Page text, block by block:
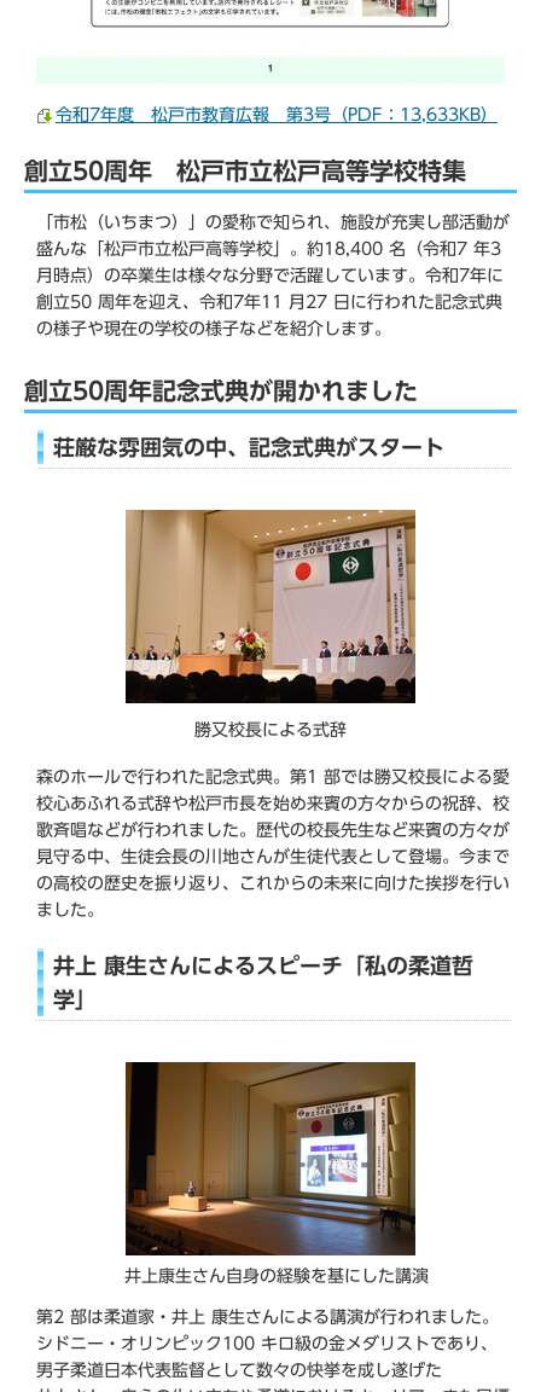
令和7年度 松戸市教育広報 第3号（PDF：13,633KB）
創立50周年 松戸市立松戸高等学校特集
「市松（いちまつ）」の愛称で知られ、施設が充実し部活動が
盛んな「松戸市立松戸高等学校」。約18,400 名（令和7 年3
月時点）の卒業生は様々な分野で活躍しています。令和7年に
創立50 周年を迎え、令和7年11 月27 日に行われた記念式典
の様子や現在の学校の様子などを紹介します。
創立50周年記念式典が開かれました
荘厳な雰囲気の中、記念式典がスタート
勝又校長による式辞
森のホールで行われた記念式典。第1 部では勝又校長による愛
校心あふれる式辞や松戸市長を始め来賓の方々からの祝辞、校
歌斉唱などが行われました。歴代の校長先生など来賓の方々が
見守る中、生徒会長の川地さんが生徒代表として登場。今まで
の高校の歴史を振り返り、これからの未来に向けた挨拶を行い
ました。
井上 康生さんによるスピーチ「私の柔道哲
学」
井上康生さん自身の経験を基にした講演
第2 部は柔道家・井上 康生さんによる講演が行われました。
シドニー・オリンピック100 キロ級の金メダリストであり、
男子柔道日本代表監督として数々の快挙を成し遂げた